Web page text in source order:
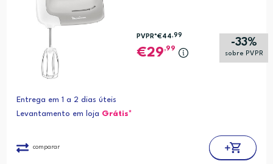
-33%
sobre PVPR
PVPR*€44 ,99
29,99
Entrega em 1 a 2 dias úteis
Levantamento em loja Grátis*
comparar